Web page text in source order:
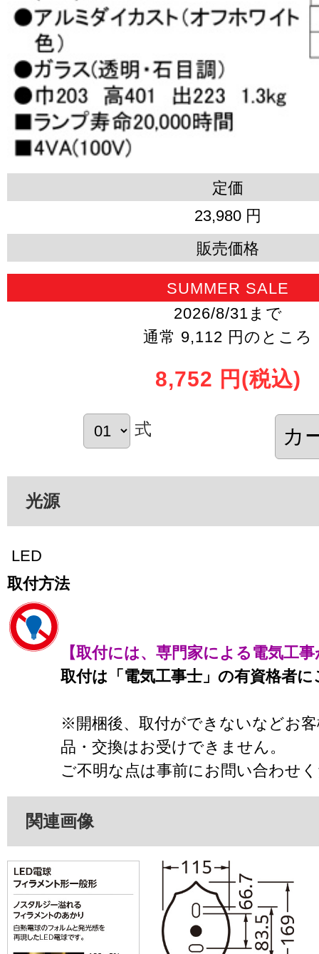
定価
23,980 円
販売価格
SUMMER SALE
2026/8/31まで
通常 9,112 円のところ
8,752 円 (税込)
式
光源
LED
取付方法
【取付には、専門家による電気工
取付は「電気工事士」の有資格者
※開梱後、取付ができないなどお
品・交換はお受けできません。
ご不明な点は事前にお問い合わせ
関連画像